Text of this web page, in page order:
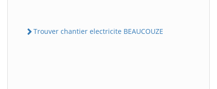
Trouver chantier electricite BEAUCOUZE